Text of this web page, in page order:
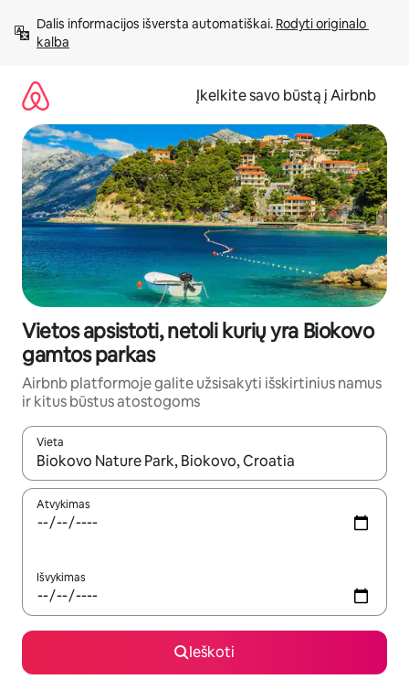
prie
turinio
Dalis informacijos išversta automatiškai. Rodyti originalo
kalba
Įkelkite savo būstą į Airbnb
Vietos apsistoti, netoli kurių yra Biokovo
gamtos parkas
Airbnb platformoje galite užsisakyti išskirtinius namus
ir kitus būstus atostogoms
Vieta
Kai pasirodys paieškos rezultatai, juos naršyti galite
Atvykimas
Išvykimas
Ieškoti